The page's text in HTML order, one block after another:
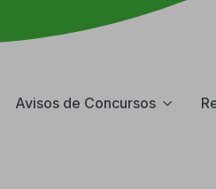
Avisos de Concursos